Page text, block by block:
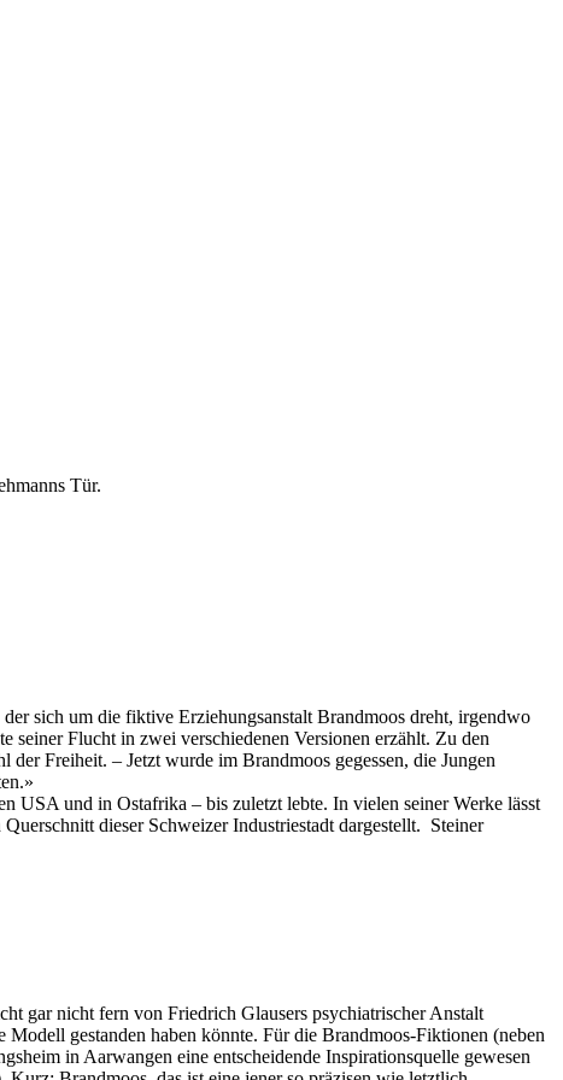
Tür.
sich um die fiktive Erziehungsanstalt Brandmoos dreht, irgendwo
Flucht in zwei verschiedenen Versionen erzählt. Zu den
Freiheit. – Jetzt wurde im Brandmoos gegessen, die Jungen
USA und in Ostafrika – bis zuletzt lebte. In vielen seiner Werke lässt
dieser Schweizer Industriestadt dargestellt. Steiner
gar nicht fern von Friedrich Glausers psychiatrischer Anstalt
gestanden haben könnte. Für die Brandmoos-Fiktionen (neben
in Aarwangen eine entscheidende Inspirationsquelle gewesen